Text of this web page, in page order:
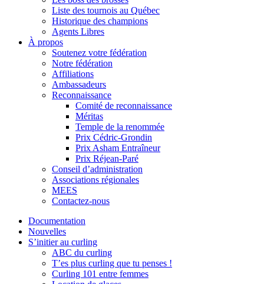
Liste des tournois au Québec
Historique des champions
Agents Libres
À propos
Soutenez votre fédération
Notre fédération
Affiliations
Ambassadeurs
Reconnaissance
Comité de reconnaissance
Méritas
Temple de la renommée
Prix Cédric-Grondin
Prix Asham Entraîneur
Prix Réjean-Paré
Conseil d’administration
Associations régionales
MEES
Contactez-nous
Documentation
Nouvelles
S’initier au curling
ABC du curling
T’es plus curling que tu penses !
Curling 101 entre femmes